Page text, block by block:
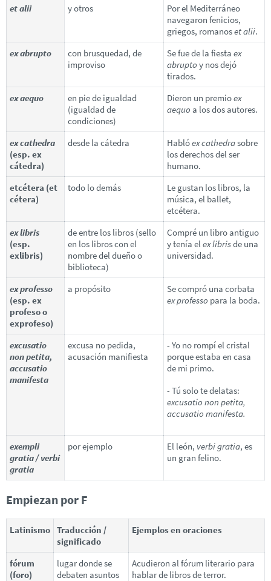
et alii
y otros
Por el Mediterráneo
navegaron fenicios,
griegos, romanoset alii.
ex abrupto
con brusquedad, de
improviso
Se fue de la fiesta ex
abrupto y nos dejó
tirados.
ex aequo
en pie de igualdad
(igualdad de
condiciones)
Dieron un premioex
aequo a los dos autores.
ex cathedra
(esp. ex
cátedra)
desde la cátedra Hablóex cathedrasobre
los derechos del ser
humano.
etcétera (et
cétera)
todo lo demás
Le gustan los libros, la
música, el ballet,
etcétera.
ex libris
(esp.
exlibris)
de entre los libros (sello
en los libros con el
nombre del dueño o
biblioteca)
Compré un libro antiguo
y tenía elex librisde una
universidad.
ex professo
(esp. ex
profeso o
exprofeso)
a propósito
Se compró una corbata
ex professo para la boda.
excusatio
non petita,
accusatio
manifesta
excusa no pedida,
acusación manifiesta
- Yo no rompí el cristal
porque estaba en casa
de mi primo.
- Tú solo te delatas:
excusatio non petita,
accusatio manifesta.
exempli
gratia / verbi
gratia
por ejemplo El león, verbi gratia, es
un gran felino.
Empiezan por F
Latinismo Traducción /
significado
Ejemplos en oraciones
fórum
(foro)
lugar donde se
debaten asuntos
Acudieron al fórum literario para
hablar de libros de terror.